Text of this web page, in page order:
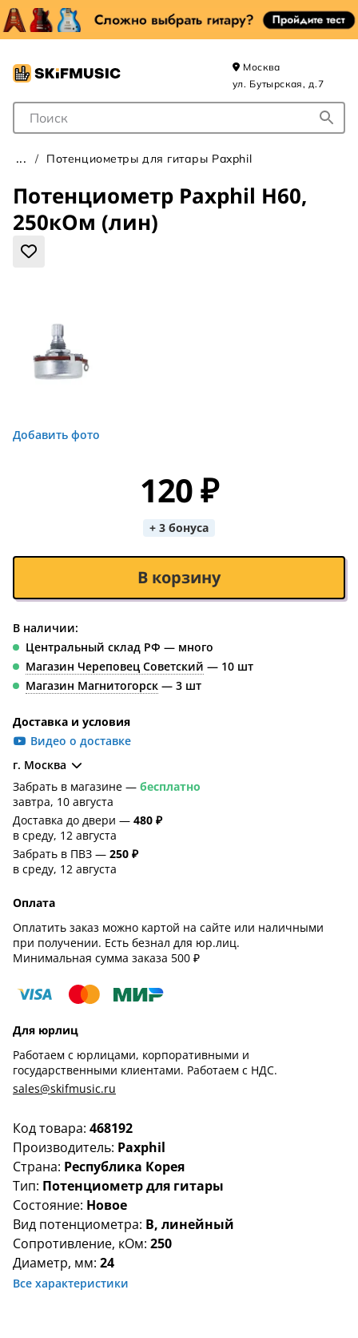
Поле для Поиска
Москва
ул. Бутырская, д.7
Потенциометры для гитары Paxphil
Потенциометр Paxphil H60,
250кОм (лин)
Добавить фото
Код товара: 468192
Производитель: Paxphil
Страна: Республика Корея
Тип: Потенциометр для гитары
Состояние: Новое
Вид потенциометра: B, линейный
Сопротивление, кОм: 250
Диаметр, мм: 24
Все характеристики
120 ₽
+ 3 бонуса
В корзину
В наличии:
Центральный склад РФ — много
Магазин Череповец Советский — 10 шт
Магазин Магнитогорск — 3 шт
Доставка и условия
Видео о доставке
г. Москва
Забрать в магазине — бесплатно
завтра, 10 августа
Доставка до двери — 480 ₽
в среду, 12 августа
Забрать в ПВЗ — 250 ₽
в среду, 12 августа
Оплата
Оплатить заказ можно картой на сайте или наличными
при получении. Есть безнал для юр.лиц.
Минимальная сумма заказа 500 ₽
Для юрлиц
Работаем с юрлицами, корпоративными и
государственными клиентами. Работаем с НДС.
sales@skifmusic.ru